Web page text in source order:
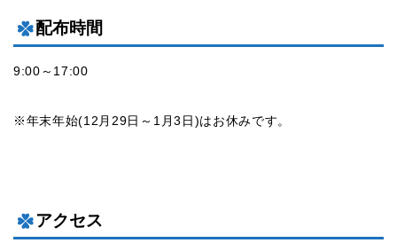
配布時間
9:00～17:00
※年末年始(12月29日～1月3日)はお休みです。
アクセス